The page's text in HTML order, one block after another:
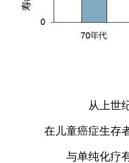
从上世
在儿童癌症生存
与单纯化疗